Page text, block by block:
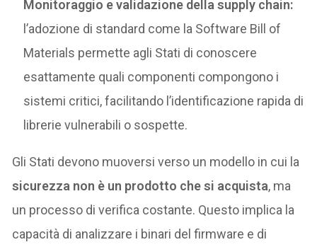
Monitoraggio e validazione della supply chain:
l’adozione di standard come la Software Bill of
Materials permette agli Stati di conoscere
esattamente quali componenti compongono i
sistemi critici, facilitando l’identificazione rapida di
librerie vulnerabili o sospette.
Gli Stati devono muoversi verso un modello in cui la
sicurezza non è un prodotto che si acquista, ma
un processo di verifica costante. Questo implica la
capacità di analizzare i binari del firmware e di